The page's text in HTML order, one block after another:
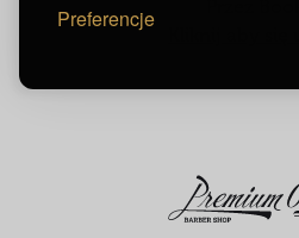
Preferencje